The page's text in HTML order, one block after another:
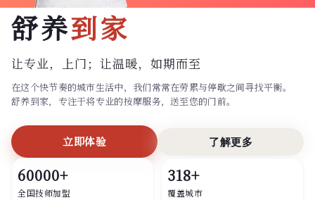
预约技师
舒养到家
让专业，上门； 让温暖，如期而至
在这个快节奏的城市生活中，我们常常在劳累与停歇之间寻找平衡。
舒养到家，专注于将专业的按摩服务，送至您的门前。
立即体验 了解更多
60000+
全国技师加盟
318+
覆盖城市